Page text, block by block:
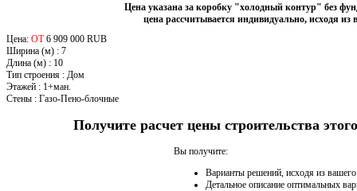
Цена указана за коробку "холодный контур" без
цена рассчитывается индивидуально, исходя из
Цена: ОТ 6 909 000 RUB
Ширина (м) : 7
Длина (м) : 10
Тип строения : Дом
Этажей : 1+ман.
Стены : Газо-Пено-блочные
Получите расчет цены строительства
Вы получите:
Варианты решений, исходя из
Детальное описание оптимальных